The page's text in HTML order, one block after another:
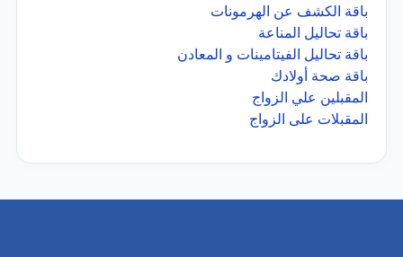
باقة الكشف عن الهرمونات
باقة تحاليل المناعة
باقة تحاليل الفيتامينات و المعادن
باقة صحة أولادك
المقبلين علي الزواج
المقبلات على الزواج